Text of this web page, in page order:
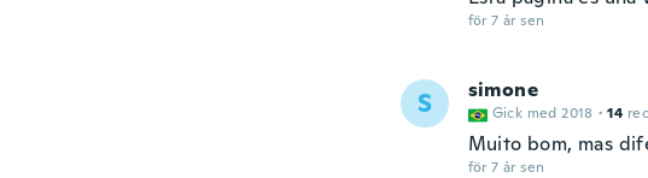
för 7 år sen
S simone
Gick med 2018 · 14
Muito bom, mas
för 7 år sen